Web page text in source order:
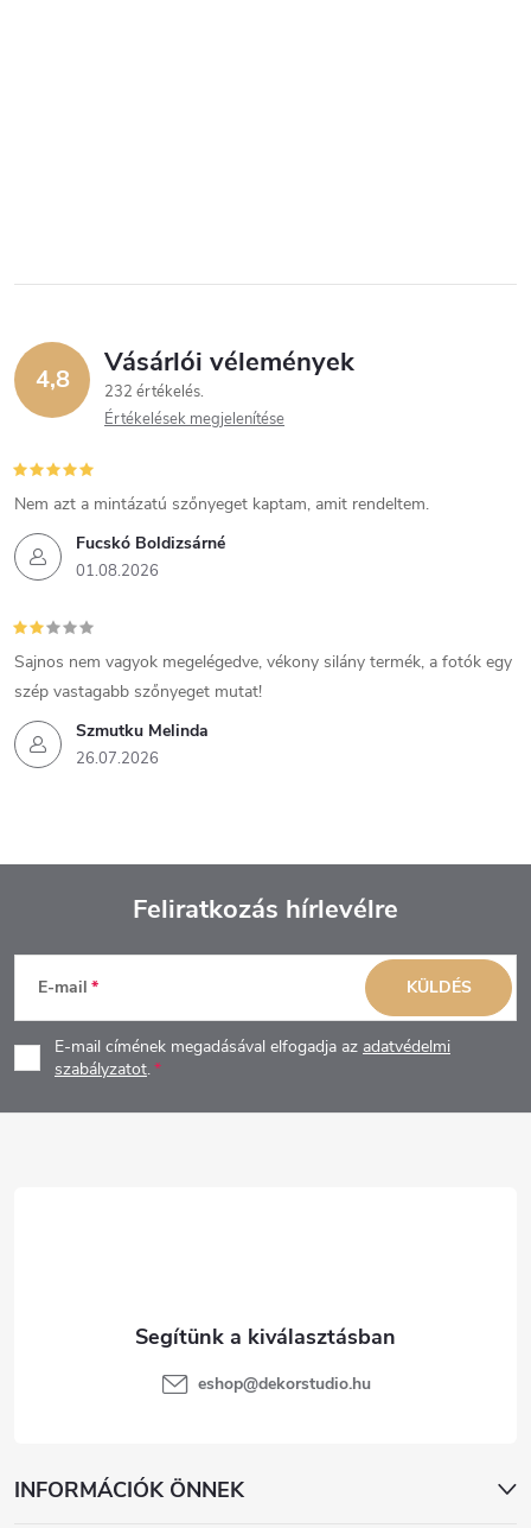
4,8 Vásárlói vélemények
232 értékelés
Értékelések megjelenítése
Fucskó Boldizsárné
01.08.2026
Nem azt a mintázatú szőnyeget kaptam, amit rendeltem.
Szmutku Melinda
26.07.2026
Sajnos nem vagyok megelégedve, vékony silány termék, a fotók egy
szép vastagabb szőnyeget mutat!
L
á
b
Feliratkozás hírlevélre
E-mail
E-mail címének megadásával elfogadja az adatvédelmi
szabályzatot.
KÜLDÉS
INFORMÁCIÓK ÖNNEK
eshop@dekorstudio.hu